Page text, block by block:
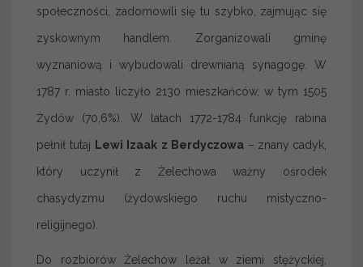
społeczności, zadomowili się tu szybko, zajmując się
zyskownym handlem. Zorganizowali gminę
wyznaniową i wybudowali drewnianą synagogę. W
1787 r. miasto liczyło 2130 mieszkańców, w tym 1505
Żydów (70,6%). W latach 1772-1784 funkcję rabina
pełnił tutaj Lewi Izaak z Berdyczowa– znany cadyk,
który uczynił z Żelechowa ważny ośrodek
chasydyzmu (żydowskiego ruchu mistyczno-
religijnego).
Do rozbiorów Żelechów leżał w ziemi stężyckiej,